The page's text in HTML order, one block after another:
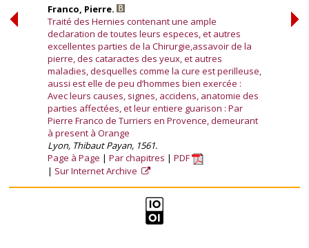
Franco, Pierre.
Traité des Hernies contenant une ample
declaration de toutes leurs especes, et autres
excellentes parties de la Chirurgie,assavoir de la
pierre, des cataractes des yeux, et autres
maladies, desquelles comme la cure est perilleuse,
aussi est elle de peu d’hommes bien exercée :
Avec leurs causes, signes, accidens, anatomie des
parties affectées, et leur entiere guarison : Par
Pierre Franco de Turriers en Provence, demeurant
à present à Orange
Lyon, Thibaut Payan, 1561.
Page à Page
Par chapitres
PDF
Sur Internet Archive